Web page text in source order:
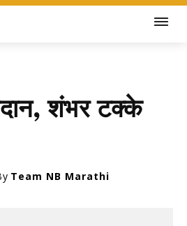
शंभर टक्के
Team NB Marathi